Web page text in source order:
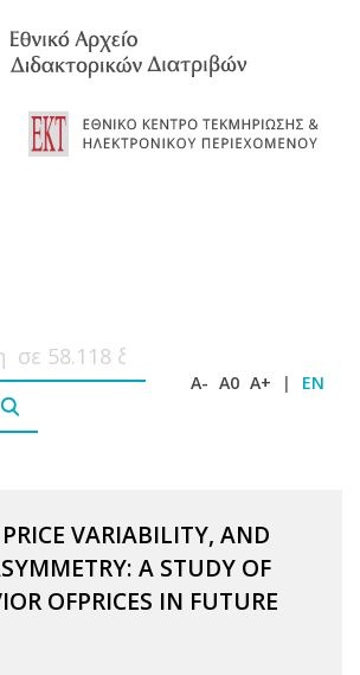
A- A0 A+ | EN
VARIABILITY, AND
A STUDY OF
OFPRICES IN FUTURE